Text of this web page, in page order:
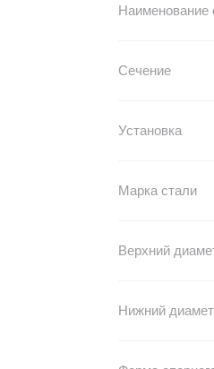
Наименование
Сечение
Установка
Марка стали
Верхний
Нижний